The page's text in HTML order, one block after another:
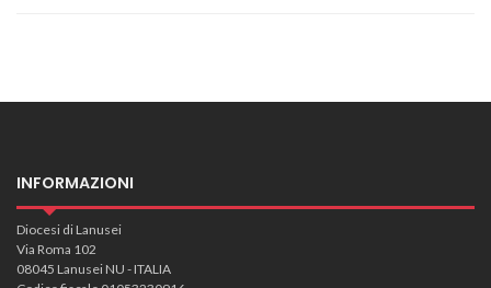
INFORMAZIONI
Diocesi di Lanusei
Via Roma 102
08045 Lanusei NU - ITALIA